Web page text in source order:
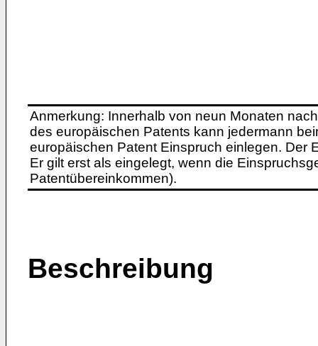
Anmerkung: Innerhalb von neun Monaten
des europäischen Patents kann jedermann
europäischen Patent Einspruch einlegen. Der
Er gilt erst als eingelegt, wenn die
Patentübereinkommen).
Beschreibung